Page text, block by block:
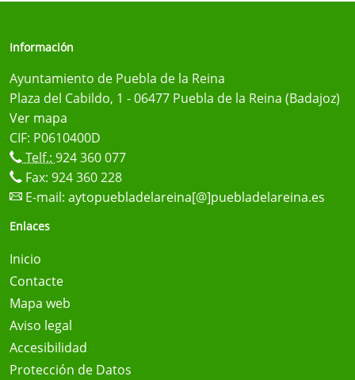
Información
Ayuntamiento de Puebla de la Reina
Plaza del Cabildo, 1 - 06477 Puebla de la Reina (Badajoz)
Ver mapa
CIF: P0610400D
Telf.: 924 360 077
Fax: 924 360 228
E-mail: aytopuebladelareina[@]puebladelareina.es
Enlaces
Inicio
Contacte
Mapa web
Aviso legal
Accesibilidad
Protección de Datos